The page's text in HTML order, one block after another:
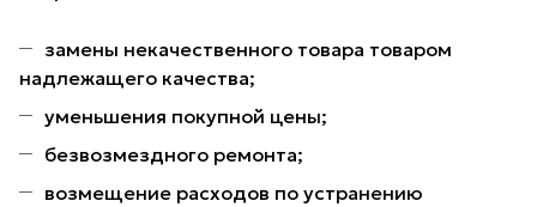
замены некачественного товара товаром
надлежащего качества;
уменьшения покупной цены;
безвозмездного ремонта;
возмещение расходов по устранению